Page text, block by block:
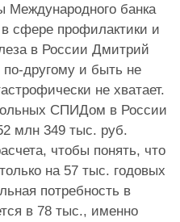
Международного банка
в сфере профилактики и
в России Дмитрий
другому и быть не
не хватает.
СПИДом в России
млн 349 тыс. руб.
чтобы понять, что
на 57 тыс. годовых
потребность в
в 78 тыс., именно